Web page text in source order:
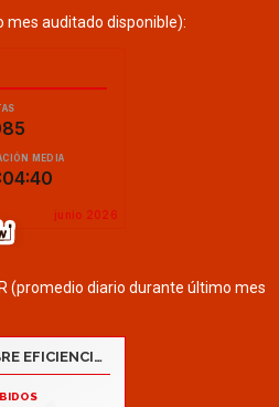
mes auditado disponible):
(promedio diario durante último mes